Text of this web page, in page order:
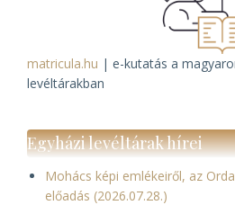
matricula.hu | e-kutatás a
levéltárakban
Egyházi levéltárak hírei
Mohács képi emlékeiről, az
előadás (2026.07.28.)